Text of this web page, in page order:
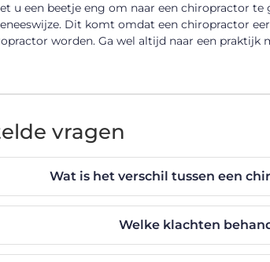
u een beetje eng om naar een chiropractor
Dit komt omdat een chiropractor
worden. Ga wel altijd naar een praktijk
vragen
Wat is het verschil tussen een
Welke klachten